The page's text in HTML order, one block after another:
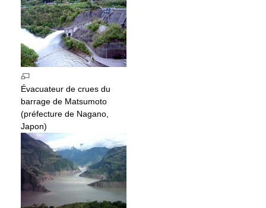
Évacuateur de crues du
barrage de Matsumoto
(préfecture de Nagano,
Japon)